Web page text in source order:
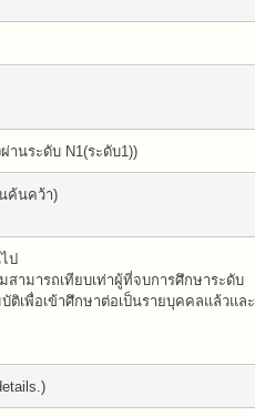
นระดับ N1(ระดับ1))
ค้นคว้า)
ป
ามารถเทียบเท่าผู้ที่จบการศึกษาระดับ
เพื่อเข้าศึกษาต่อเป็นรายบุคคลแล้วและ